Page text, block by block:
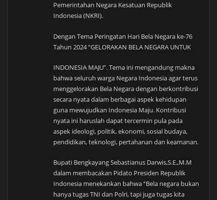
Pemerintahan Negara Kesatuan Republik
Indonesia (NKRI).
Dengan Tema Peringatan Hari Bela Negara ke-76
Tahun 2024 “GELORAKAN BELA NEGARA UNTUK
INDONESIA MAJU”. Tema ini mengandung makna
bahwa seluruh warga Negara Indonesia agar terus
menggelorakan Bela Negara dengan berkontribusi
secara nyata dalam berbagai aspek kehidupan
guna mewujudkan Indonesia Maju. Kontribusi
nyata ini haruslah dapat tercermin pula pada
aspek ideologi, politik, ekonomi, sosial budaya,
pendidikan, teknologi, pertahanan dan keamanan.
Bupati Bengkayang Sebastianus Darwis,S.E.,M.M
dalam membacakan Pidato Presiden Republik
Indonesia menekankan bahwa “Bela negara bukan
hanya tugas TNI dan Polri, tapi juga tugas kita